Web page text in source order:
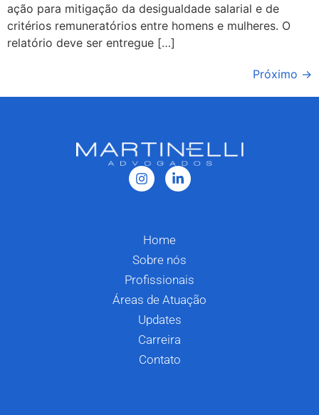
ação para mitigação da desigualdade salarial e de
critérios remuneratórios entre homens e mulheres. O
relatório deve ser entregue […]
Próximo →
Home
Sobre nós
Profissionais
Áreas de Atuação
Updates
Carreira
Contato